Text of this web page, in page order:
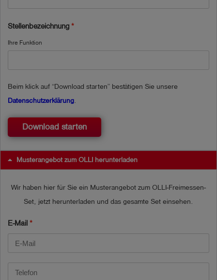
wiederaufladbarem und explosionsgeschütztem Li-Ionen
Akkupaket.
Bereichen ist nicht erlaubt!
ausgerüstet werden. Die Bestückung erfolgt
individuell auf Kundenwunsch.
verbauten
Sensoren und Umgebungsbedingungen, ohne
Beleuchtung)
Messbereiche sind abhängig von der Sensorausstattung.
Abmessungen: 136 x 78 x 43 mm,
Gewicht: ca. 350 g
Stellenbezeichnung
Ihre Funktion
Beim klick auf “Download starten” bestätigen Sie unsere
Datenschutzerklärung.
Download starten
Musterangebot zum OLLI herunterladen
Wir haben hier für Sie ein Musterangebot zum OLLI-Freimessen-
Set, jetzt herunterladen und das gesamte Set einsehen.
E-Mail